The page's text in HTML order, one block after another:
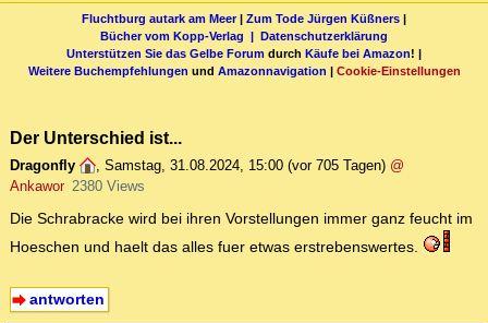
Fluchtburg autark am Meer| Zum Tode Jürgen Küßners |
Bücher vom Kopp-Verlag | Datenschutzerklärung
Unterstützen Sie das Gelbe Forum durch Käufe bei Amazon! |
Weitere Buchempfehlungen und Amazonnavigation | Cookie-Einstellungen
Der Unterschied ist...
Dragonfly , Samstag, 31.08.2024, 15:00 (vor 705 Tagen) @
Ankawor 2380 Views
Die Schrabracke wird bei ihren Vorstellungen immer ganz feucht im
Hoeschen und haelt das alles fuer etwas erstrebenswertes.
antworten